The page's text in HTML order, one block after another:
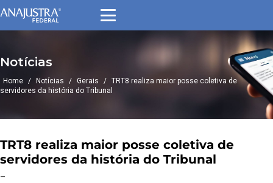
Notícias
Home / Notícias / Gerais / TRT8 realiza maior posse coletiva de
servidores da história do Tribunal
TRT8 realiza maior posse coletiva de
servidores da história do Tribunal
–